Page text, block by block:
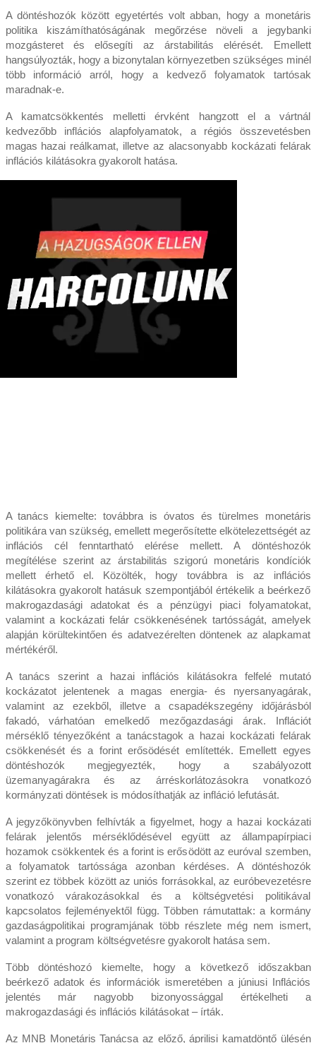
A döntéshozók között egyetértés volt abban, hogy a monetáris
politika kiszámíthatóságának megőrzése növeli a jegybanki
mozgásteret és elősegíti az árstabilitás elérését. Emellett
hangsúlyozták, hogy a bizonytalan környezetben szükséges minél
több információ arról, hogy a kedvező folyamatok tartósak
maradnak-e.
A kamatcsökkentés melletti érvként hangzott el a vártnál
kedvezőbb inflációs alapfolyamatok, a régiós összevetésben
magas hazai reálkamat, illetve az alacsonyabb kockázati felárak
inflációs kilátásokra gyakorolt hatása.
A tanács kiemelte: továbbra is óvatos és türelmes monetáris
politikára van szükség, emellett megerősítette elkötelezettségét az
inflációs cél fenntartható elérése mellett. A döntéshozók
megítélése szerint az árstabilitás szigorú monetáris kondíciók
mellett érhető el. Közölték, hogy továbbra is az inflációs
kilátásokra gyakorolt hatásuk szempontjából értékelik a beérkező
makrogazdasági adatokat és a pénzügyi piaci folyamatokat,
valamint a kockázati felár csökkenésének tartósságát, amelyek
alapján körültekintően és adatvezérelten döntenek az alapkamat
mértékéről.
A tanács szerint a hazai inflációs kilátásokra felfelé mutató
kockázatot jelentenek a magas energia- és nyersanyagárak,
valamint az ezekből, illetve a csapadékszegény időjárásból
fakadó, várhatóan emelkedő mezőgazdasági árak. Inflációt
mérséklő tényezőként a tanácstagok a hazai kockázati felárak
csökkenését és a forint erősödését említették. Emellett egyes
döntéshozók megjegyezték, hogy a szabályozott
üzemanyagárakra és az árréskorlátozásokra vonatkozó
kormányzati döntések is módosíthatják az infláció lefutását.
A jegyzőkönyvben felhívták a figyelmet, hogy a hazai kockázati
felárak jelentős mérséklődésével együtt az állampapírpiaci
hozamok csökkentek és a forint is erősödött az euróval szemben,
a folyamatok tartóssága azonban kérdéses. A döntéshozók
szerint ez többek között az uniós forrásokkal, az euróbevezetésre
vonatkozó várakozásokkal és a költségvetési politikával
kapcsolatos fejleményektől függ. Többen rámutattak: a kormány
gazdaságpolitikai programjának több részlete még nem ismert,
valamint a program költségvetésre gyakorolt hatása sem.
Több döntéshozó kiemelte, hogy a következő időszakban
beérkező adatok és információk ismeretében a júniusi Inflációs
jelentés már nagyobb bizonyossággal értékelheti a
makrogazdasági és inflációs kilátásokat – írták.
Az MNB Monetáris Tanácsa az előző, áprilisi kamatdöntő ülésén